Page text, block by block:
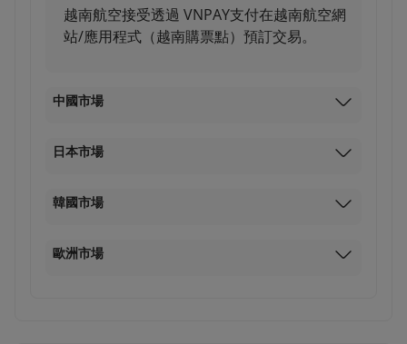
越南航空接受透過 VNPAY支付在越南航空網
站/應用程式（越南購票點）預訂交易。
中國市場
日本市場
韓國市場
歐洲市場